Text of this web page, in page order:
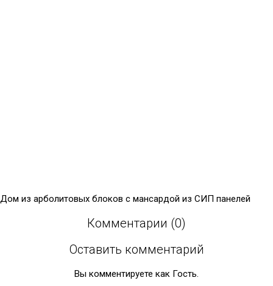
Дом из арболитовых блоков с мансардой из СИП панелей
Комментарии (0)
Оставить комментарий
Вы комментируете как Гость.